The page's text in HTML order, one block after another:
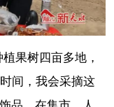
果树四亩多地，
间，我会采摘这